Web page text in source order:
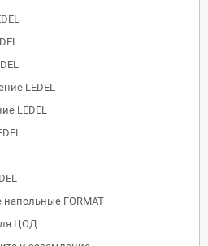
LEDEL
LEDEL
FORMAT
ЦОД